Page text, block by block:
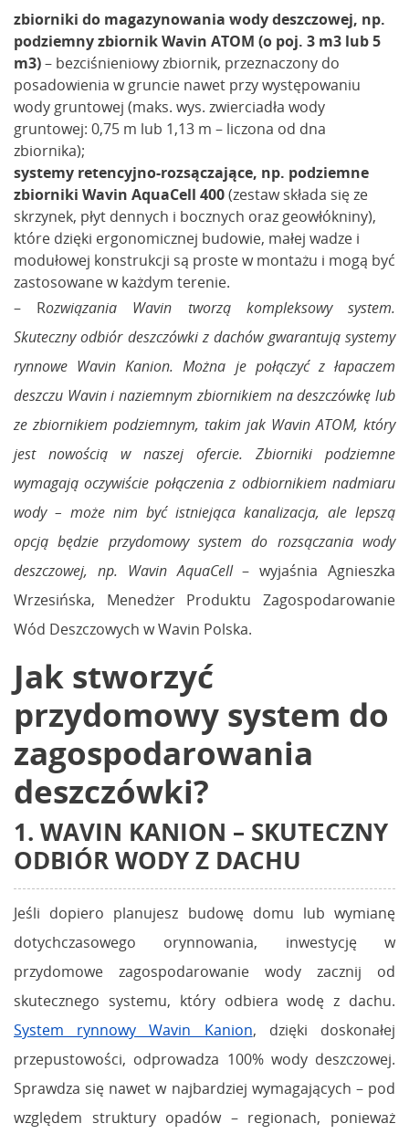
zbiorniki do magazynowania wody deszczowej, np.
podziemny zbiornik Wavin ATOM (o poj. 3 m3 lub 5
m3)– bezciśnieniowy zbiornik, przeznaczony do
posadowienia w gruncie nawet przy występowaniu
wody gruntowej (maks. wys. zwierciadła wody
gruntowej: 0,75 m lub 1,13 m – liczona od dna
zbiornika);
systemy retencyjno-rozsączające, np. podziemne
zbiorniki Wavin AquaCell 400(zestaw składa się ze
skrzynek, płyt dennych i bocznych oraz geowłókniny),
które dzięki ergonomicznej budowie, małej wadze i
modułowej konstrukcji są proste w montażu i mogą być
zastosowane w każdym terenie.
– Rozwiązania Wavin tworzą kompleksowy system.
Skuteczny odbiór deszczówki z dachów gwarantują systemy
rynnowe Wavin Kanion. Można je połączyć z łapaczem
deszczu Wavin i naziemnym zbiornikiem na deszczówkę lub
ze zbiornikiem podziemnym, takim jak Wavin ATOM, który
jest nowością w naszej ofercie. Zbiorniki podziemne
wymagają oczywiście połączenia z odbiornikiem nadmiaru
wody – może nim być istniejąca kanalizacja, ale lepszą
opcją będzie przydomowy system do rozsączania wody
deszczowej, np. Wavin AquaCell– wyjaśnia Agnieszka
Wrzesińska, Menedżer Produktu Zagospodarowanie
Wód Deszczowych w Wavin Polska.
Jak stworzyć
przydomowy system do
zagospodarowania
deszczówki?
1. WAVIN KANION – SKUTECZNY
ODBIÓR WODY Z DACHU
Jeśli dopiero planujesz budowę domu lub wymianę
dotychczasowego orynnowania, inwestycję w
przydomowe zagospodarowanie wody zacznij od
skutecznego systemu, który odbiera wodę z dachu.
System rynnowy Wavin Kanion, dzięki doskonałej
przepustowości, odprowadza 100% wody deszczowej.
Sprawdza się nawet w najbardziej wymagających – pod
względem struktury opadów – regionach, ponieważ